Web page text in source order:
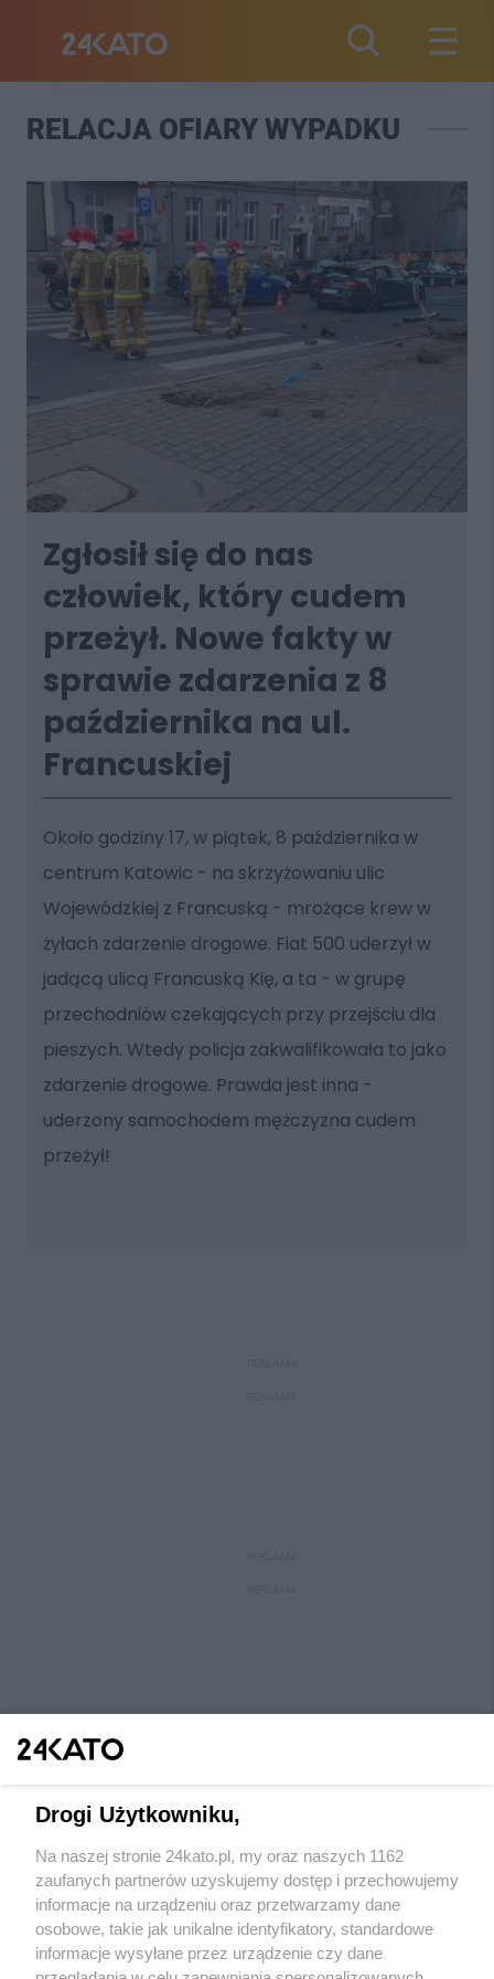
RELACJA OFIARY WYPADKU
Zgłosił się do nas
człowiek, który cudem
przeżył. Nowe fakty w
sprawie zdarzenia z 8
października na ul.
Francuskiej
Około godziny 17, w piątek, 8 października w
centrum Katowic - na skrzyżowaniu ulic
Wojewódzkiej z Francuską - mrożące krew w
żyłach zdarzenie drogowe. Fiat 500 uderzył w
jadącą ulicą Francuską Kię, a ta - w grupę
przechodniów czekających przy przejściu dla
pieszych. Wtedy policja zakwalifikowała to jako
zdarzenie drogowe. Prawda jest inna -
uderzony samochodem mężczyzna cudem
przeżył!
Wydawca mediów lokalnych
Drogi Użytkowniku,
Na naszej stronie 24kato.pl, my oraz naszych 1162
zaufanych partnerów uzyskujemy dostęp i przechowujemy
informacje na urządzeniu oraz przetwarzamy dane
osobowe, takie jak unikalne identyfikatory, standardowe
informacje wysyłane przez urządzenie czy dane